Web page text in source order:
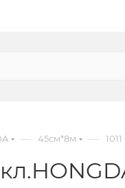
— 45см*8м —